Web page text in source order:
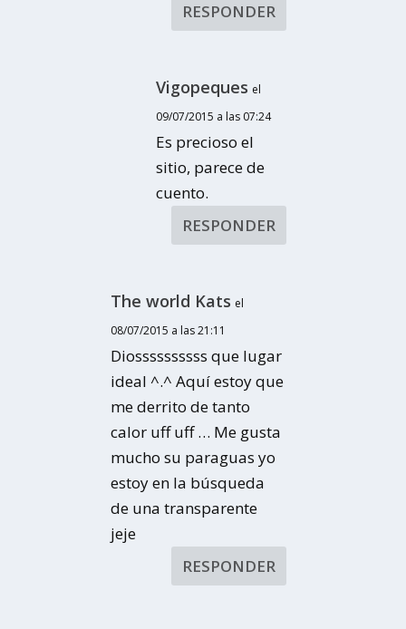
RESPONDER
Vigopeques el
09/07/2015 a las 07:24
Es precioso el
sitio, parece de
cuento.
RESPONDER
The world Kats el
08/07/2015 a las 21:11
Diossssssssss que lugar
ideal ^.^ Aquí estoy que
me derrito de tanto
calor uff uff … Me gusta
mucho su paraguas yo
estoy en la búsqueda
de una transparente
jeje
RESPONDER